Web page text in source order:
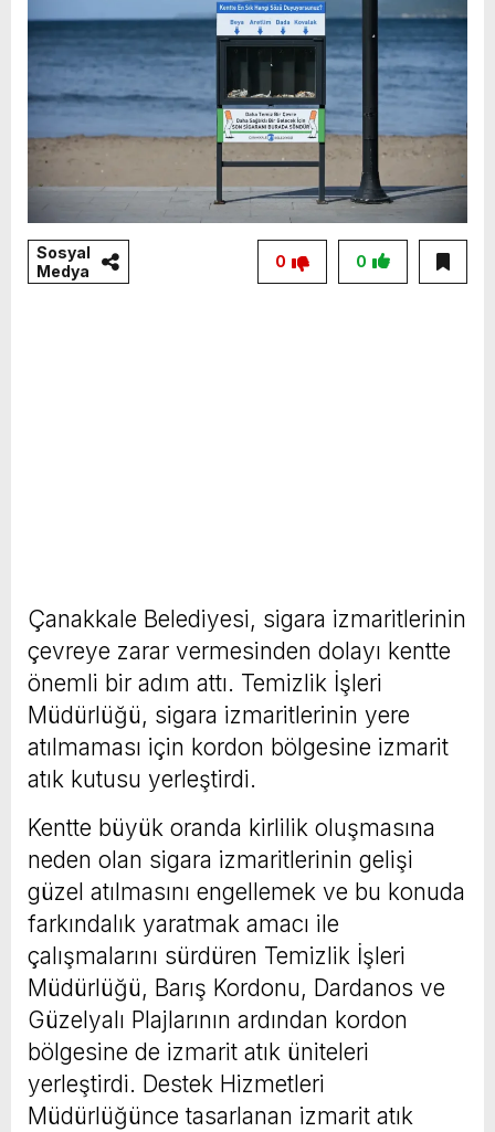
Sosyal
Medya
0
0
Çanakkale Belediyesi, sigara izmaritlerinin
çevreye zarar vermesinden dolayı kentte
önemli bir adım attı. Temizlik İşleri
Müdürlüğü, sigara izmaritlerinin yere
atılmaması için kordon bölgesine izmarit
atık kutusu yerleştirdi.
Kentte büyük oranda kirlilik oluşmasına
neden olan sigara izmaritlerinin gelişi
güzel atılmasını engellemek ve bu konuda
farkındalık yaratmak amacı ile
çalışmalarını sürdüren Temizlik İşleri
Müdürlüğü, Barış Kordonu, Dardanos ve
Güzelyalı Plajlarının ardından kordon
bölgesine de izmarit atık üniteleri
yerleştirdi. Destek Hizmetleri
Müdürlüğünce tasarlanan izmarit atık